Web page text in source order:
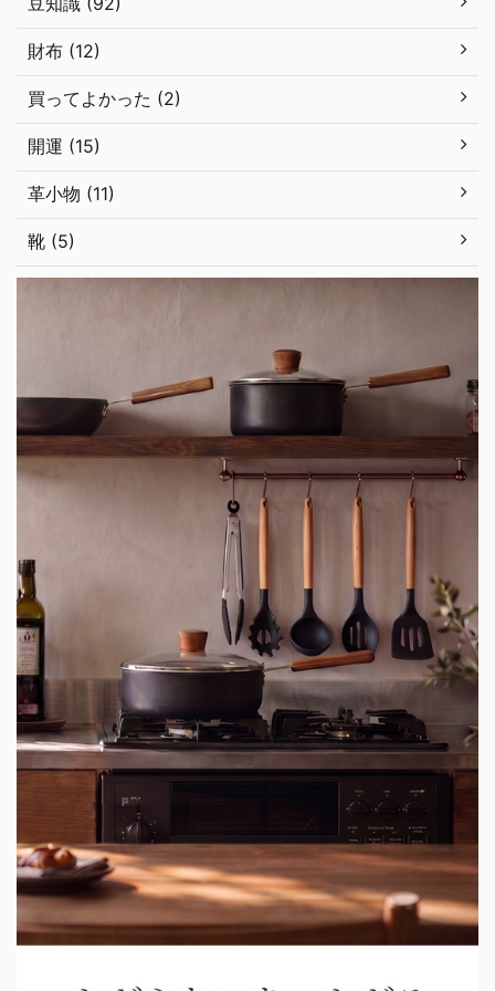
財布 (12)
買ってよかった (2)
開運 (15)
革小物 (11)
靴 (5)